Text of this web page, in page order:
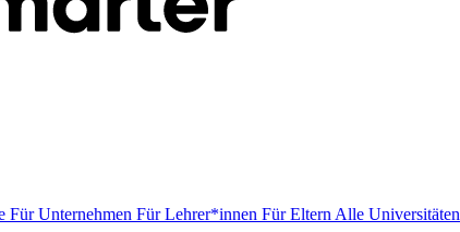
Für Unternehmen Für Lehrer*innen Für Eltern Alle Universitäten